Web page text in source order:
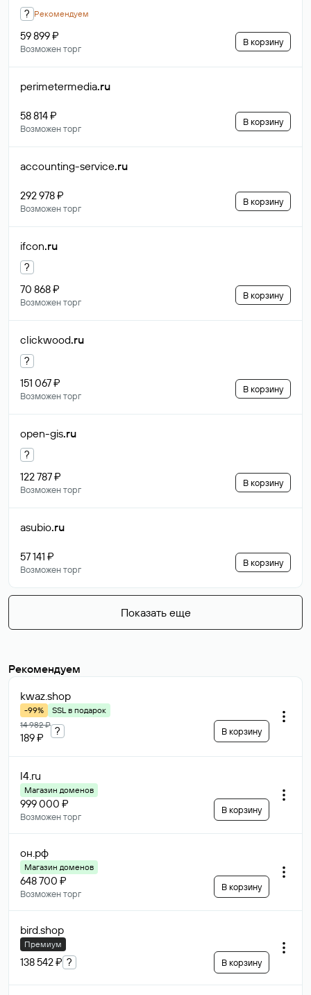
? Рекомендуем
59 899 ₽
Возможен торг
В корзину
perimetermedia.ru
58 814 ₽
Возможен торг
В корзину
accounting-service.ru
292 978 ₽
Возможен торг
В корзину
ifcon.ru
?
70 868 ₽
Возможен торг
В корзину
clickwood.ru
?
151 067 ₽
Возможен торг
В корзину
open-gis.ru
?
122 787 ₽
Возможен торг
В корзину
asubio.ru
57 141 ₽
Возможен торг
В корзину
Показать еще
Рекомендуем
kwaz.shop
-99%
SSL в подарок
14 982 ₽
189 ₽
? В корзину
l4.ru
Магазин доменов
999 000 ₽
Возможен торг
В корзину
он.рф
Магазин доменов
648 700 ₽
Возможен торг
В корзину
bird.shop
Премиум
138 542 ₽ ? В корзину